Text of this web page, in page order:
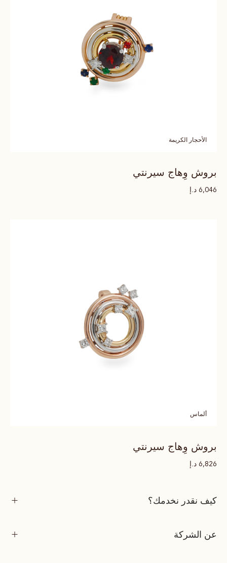
الأحجار الكريمة
بروش وِهاج سيرنتي
6,046 د.إ
ألماس
بروش وِهاج سيرنتي
6,826 د.إ
كيف نقدر نخدمك؟
عن الشركة